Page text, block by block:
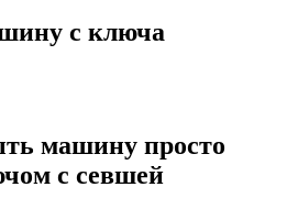
с ключа
машину просто
с севшей